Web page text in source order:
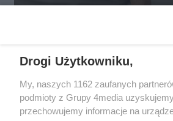
Drogi Użytkowniku,
My, naszych 1162 zaufanych
podmioty z Grupy 4media
przechowujemy informacje na